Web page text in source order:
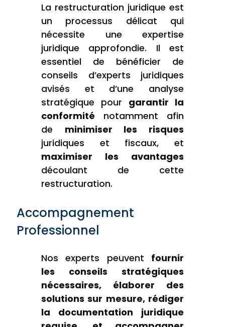
La restructuration juridique est
un processus délicat qui
nécessite une expertise
juridique approfondie. Il est
essentiel de bénéficier de
conseils d’experts juridiques
avisés et d’une analyse
stratégique pour garantir la
conformité notamment afin
de minimiser les risques
juridiques et fiscaux, et
maximiser les avantages
découlant de cette
restructuration.
Accompagnement
Professionnel
Nos experts peuvent fournir
les conseils stratégiques
nécessaires, élaborer des
solutions sur mesure, rédiger
la documentation juridique